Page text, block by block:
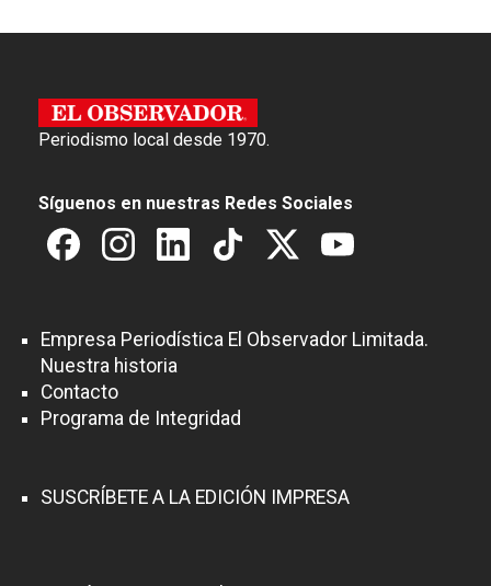
Periodismo local desde 1970.
Síguenos en nuestras Redes Sociales
Empresa Periodística El Observador Limitada.
Nuestra historia
Contacto
Programa de Integridad
SUSCRÍBETE A LA EDICIÓN IMPRESA